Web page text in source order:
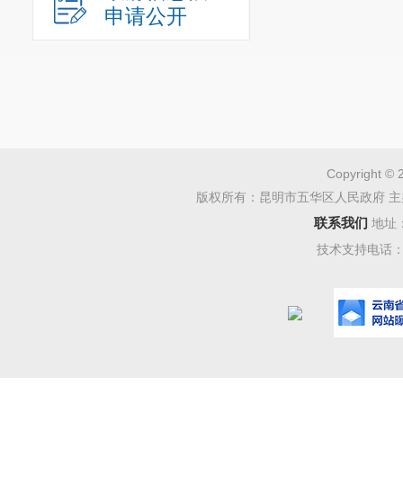
申请公开
Copyright ©
版权所有：昆明市五华区人民政府
联系我们 地址
技术支持电话